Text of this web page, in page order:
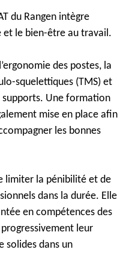
du Rangen intègre
et le bien-être au travail.
des postes, la
squelettiques (TMS) et
supports. Une formation
mise en place afin
les bonnes
limiter la pénibilité et de
dans la durée. Elle
en compétences des
leur
solides dans un